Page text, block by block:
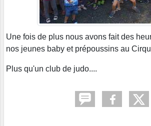
Une fois de plus nous avons fait des
nos jeunes baby et prépoussins au
Plus qu'un club de judo....